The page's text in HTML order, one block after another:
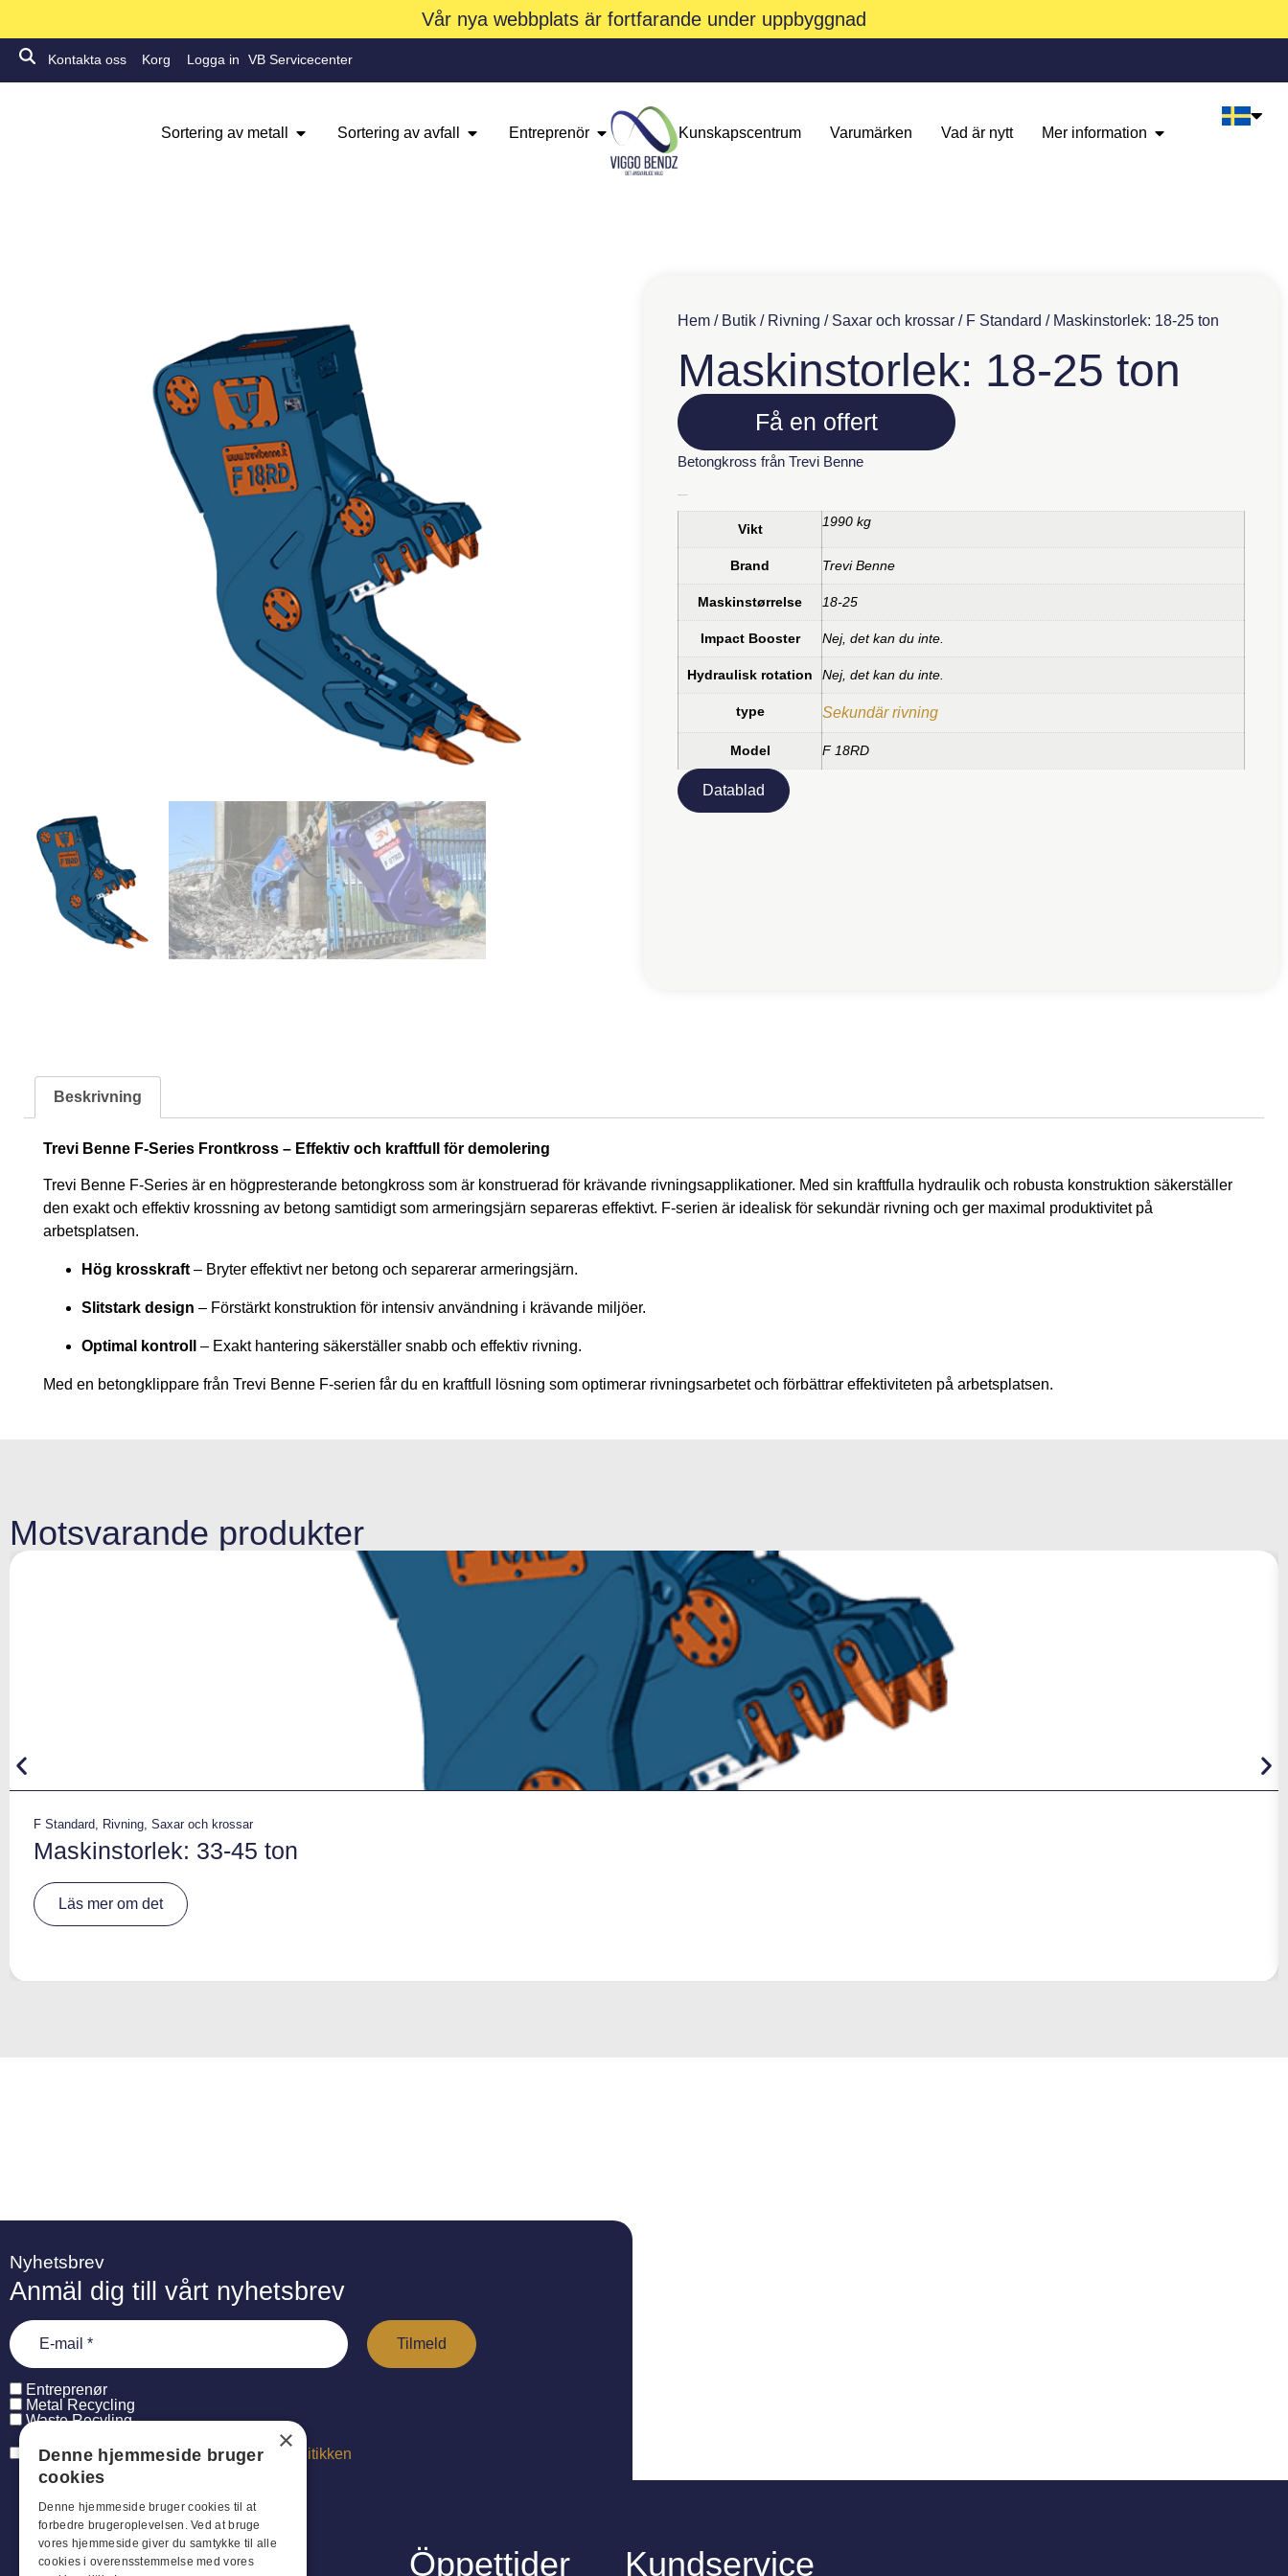
Vår nya webbplats är fortfarande under uppbyggnad
Kontakta oss Korg Logga in VB Servicecenter
Sortering av metall Sortering av avfall Entreprenör Kunskapscentrum Varumärken Vad är nytt Mer information
Hem / Butik / Rivning / Saxar och krossar / F Standard / Maskinstorlek: 18-25 ton
Maskinstorlek: 18-25 ton
Få en offert
Betongkross från Trevi Benne
Vikt 1990 kg
Brand Trevi Benne
Maskinstørrelse 18-25
Impact Booster Nej, det kan du inte.
Hydraulisk rotation Nej, det kan du inte.
type Sekundär rivning
Model F 18RD
Datablad
Beskrivning
Trevi Benne F-Series Frontkross – Effektiv och kraftfull för demolering
Trevi Benne F-Series är en högpresterande betongkross som är konstruerad för krävande rivningsapplikationer. Med sin kraftfulla hydraulik och robusta konstruktion säkerställer
den exakt och effektiv krossning av betong samtidigt som armeringsjärn separeras effektivt. F-serien är idealisk för sekundär rivning och ger maximal produktivitet på
arbetsplatsen.
Hög krosskraft – Bryter effektivt ner betong och separerar armeringsjärn.
Slitstark design – Förstärkt konstruktion för intensiv användning i krävande miljöer.
Optimal kontroll – Exakt hantering säkerställer snabb och effektiv rivning.
Med en betongklippare från Trevi Benne F-serien får du en kraftfull lösning som optimerar rivningsarbetet och förbättrar effektiviteten på arbetsplatsen.
Motsvarande produkter
F Standard Rivning Saxar och krossar
Maskinstorlek: 33-45 ton
Läs mer om det
Nyhetsbrev
Anmäl dig till vårt nyhetsbrev
Entreprenør
Metal Recycling
Waste Recyling
Jeg har læst og accepterer persondatapolitikken
Öppettider Kundservice
×
Denne hjemmeside bruger
cookies
Denne hjemmeside bruger cookies til at
forbedre brugeroplevelsen. Ved at bruge
vores hjemmeside giver du samtykke til alle
cookies i overensstemmelse med vores